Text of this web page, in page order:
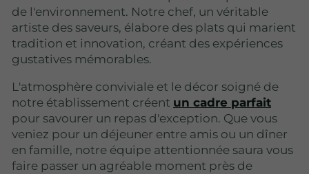
de l'environnement. Notre chef, un véritable
artiste des saveurs, élabore des plats qui marient
tradition et innovation, créant des expériences
gustatives mémorables.
L'atmosphère conviviale et le décor soigné de
notre établissement créent un cadre parfait
pour savourer un repas d'exception. Que vous
veniez pour un déjeuner entre amis ou un dîner
en famille, notre équipe attentionnée saura vous
faire passer un agréable moment près de